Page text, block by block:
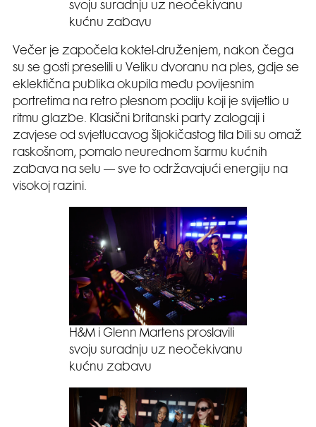
svoju suradnju uz neočekivanu
kućnu zabavu
Večer je započela koktel-druženjem, nakon čega
su se gosti preselili u Veliku dvoranu na ples, gdje se
eklektična publika okupila među povijesnim
portretima na retro plesnom podiju koji je svijetlio u
ritmu glazbe. Klasični britanski party zalogaji i
zavjese od svjetlucavog šljokičastog tila bili su omaž
raskošnom, pomalo neurednom šarmu kućnih
zabava na selu — sve to održavajući energiju na
visokoj razini.
H&M i Glenn Martens proslavili
svoju suradnju uz neočekivanu
kućnu zabavu